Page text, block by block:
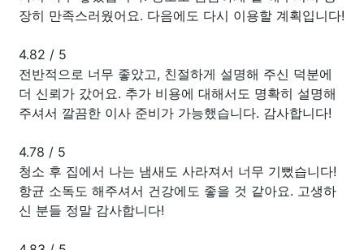
장히 만족스러웠어요. 다음에도 다시 이용할 계획입니다!
4.82 / 5
전반적으로 너무 좋았고, 친절하게 설명해 주신 덕분에
더 신뢰가 갔어요. 추가 비용에 대해서도 명확히 설명해
주셔서 깔끔한 이사 준비가 가능했습니다. 감사합니다!
4.78 / 5
청소 후 집에서 나는 냄새도 사라져서 너무 기뻤습니다!
항균 소독도 해주셔서 건강에도 좋을 것 같아요. 고생하
신 분들 정말 감사합니다!